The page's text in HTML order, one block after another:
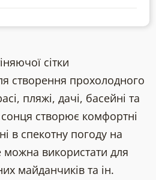
сітки
створення прохолодного
пляжі, дачі, басейні та
сонця створює комфортні
в спекотну погоду на
використати для
майданчиків та ін.